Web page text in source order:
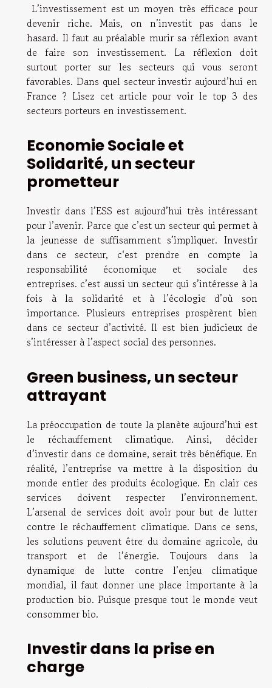
L’investissement est un moyen très efficace pour
devenir riche. Mais, on n’investit pas dans le
hasard. Il faut au préalable murir sa réflexion avant
de faire son investissement. La réflexion doit
surtout porter sur les secteurs qui vous seront
favorables. Dans quel secteur investir aujourd’hui en
France ? Lisez cet article pour voir le top 3 des
secteurs porteurs en investissement.
Economie Sociale et
Solidarité, un secteur
prometteur
Investir dans l’ESS est aujourd’hui très intéressant
pour l’avenir. Parce que c’est un secteur qui permet à
la jeunesse de suffisamment s’impliquer. Investir
dans ce secteur, c‘est prendre en compte la
responsabilité économique et sociale des
entreprises. c’est aussi un secteur qui s’intéresse à la
fois à la solidarité et à l’écologie d’où son
importance. Plusieurs entreprises prospèrent bien
dans ce secteur d’activité. Il est bien judicieux de
s’intéresser à l’aspect social des personnes.
Green business, un secteur
attrayant
La préoccupation de toute la planète aujourd’hui est
le réchauffement climatique. Ainsi, décider
d’investir dans ce domaine, serait très bénéfique. En
réalité, l’entreprise va mettre à la disposition du
monde entier des produits écologique. En clair ces
services doivent respecter l’environnement.
L’arsenal de services doit avoir pour but de lutter
contre le réchauffement climatique. Dans ce sens,
les solutions peuvent être du domaine agricole, du
transport et de l’énergie. Toujours dans la
dynamique de lutte contre l’enjeu climatique
mondial, il faut donner une place importante à la
production bio. Puisque presque tout le monde veut
consommer bio.
Investir dans la prise en
charge